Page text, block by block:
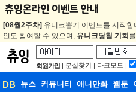
[08월2주차] 유니크뽑기 이벤트를 시작합
인도 참여할 수 있으며, 유니크당첨 기회
회원가입 | 분실찾기 | 다크모드 |
DB 뉴스 커뮤니티 애니만화 웹툰